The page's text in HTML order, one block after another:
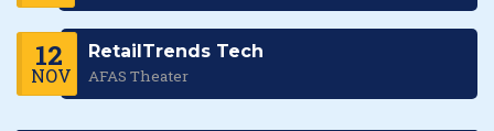
12
NOV
RetailTrends Tech
AFAS Theater